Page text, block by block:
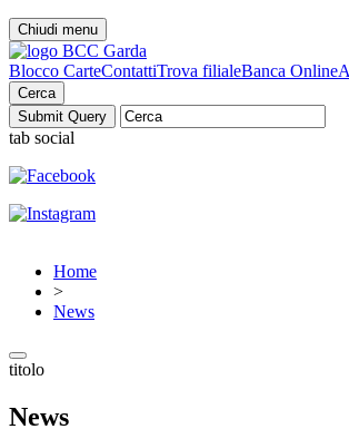
Chiudi menu
Blocco CarteContattiTrova filialeBanca Online
Cerca
tab social
Home
>
News
titolo
News